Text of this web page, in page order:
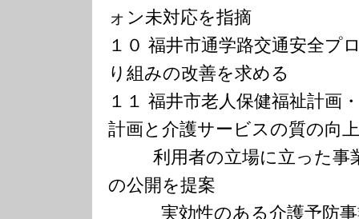
ォン未対応を指摘
１０ 福井市通学路交通安全プ
り組みの改善を求める
１１ 福井市老人保健福祉計画
計画と介護サービスの質の向
利用者の立場に立った事
の公開を提案
実効性のある介護予防事